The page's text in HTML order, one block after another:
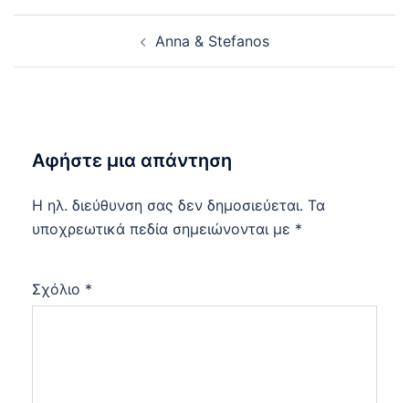
Anna & Stefanos
Αφήστε μια απάντηση
Η ηλ. διεύθυνση σας δεν δημοσιεύεται. Τα
υποχρεωτικά πεδία σημειώνονται με *
Σχόλιο *